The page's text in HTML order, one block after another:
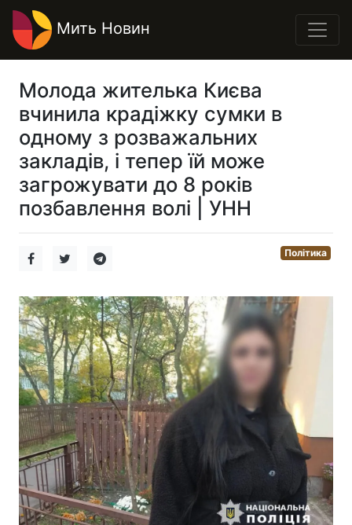
Мить Новин
Молода жителька Києва
вчинила крадіжку сумки в
одному з розважальних
закладів, і тепер їй може
загрожувати до 8 років
позбавлення волі | УНН
Політика